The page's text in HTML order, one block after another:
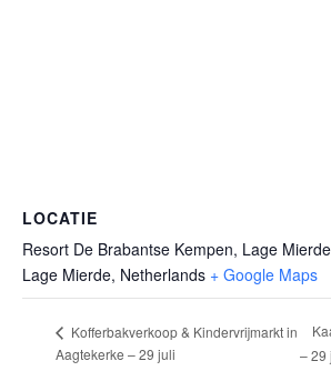
LOCATIE
Resort De Brabantse Kempen, Lage Mierde
Lage Mierde, Netherlands + Google Maps
Kofferbakverkoop & Kindervrijmarkt in
Aagtekerke – 29 juli
– 29